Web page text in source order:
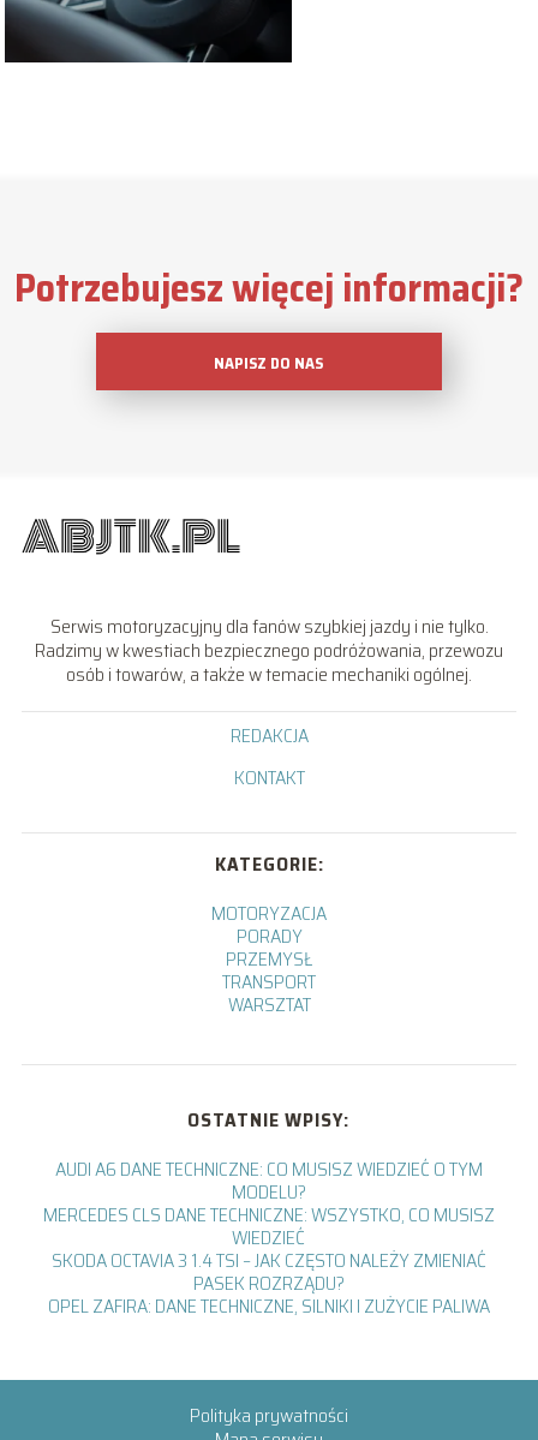
Potrzebujesz więcej informacji?
NAPISZ DO NAS
Serwis motoryzacyjny dla fanów szybkiej jazdy i nie tylko.
Radzimy w kwestiach bezpiecznego podróżowania, przewozu
osób i towarów, a także w temacie mechaniki ogólnej.
REDAKCJA
KONTAKT
KATEGORIE:
MOTORYZACJA
PORADY
PRZEMYSŁ
TRANSPORT
WARSZTAT
OSTATNIE WPISY:
AUDI A6 DANE TECHNICZNE: CO MUSISZ WIEDZIEĆ O TYM
MODELU?
MERCEDES CLS DANE TECHNICZNE: WSZYSTKO, CO MUSISZ
WIEDZIEĆ
SKODA OCTAVIA 3 1.4 TSI – JAK CZĘSTO NALEŻY ZMIENIAĆ
PASEK ROZRZĄDU?
OPEL ZAFIRA: DANE TECHNICZNE, SILNIKI I ZUŻYCIE PALIWA
Polityka prywatności